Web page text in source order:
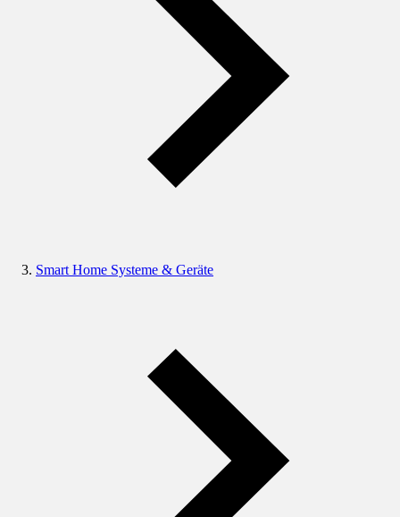
Smart Home Systeme & Geräte